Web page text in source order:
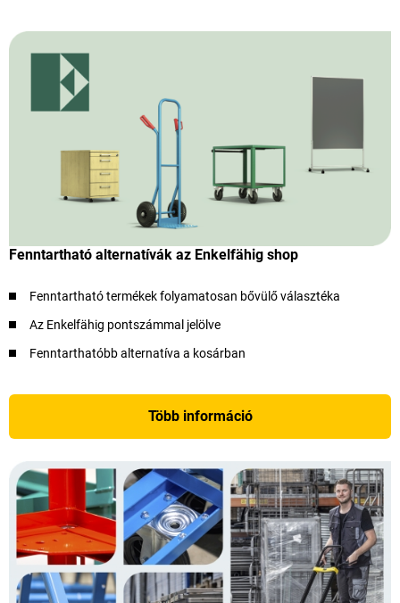
Fenntartható alternatívák az Enkelfähig shop
Fenntartható termékek folyamatosan bővülő választéka
Az Enkelfähig pontszámmal jelölve
Fenntarthatóbb alternatíva a kosárban
Több információ